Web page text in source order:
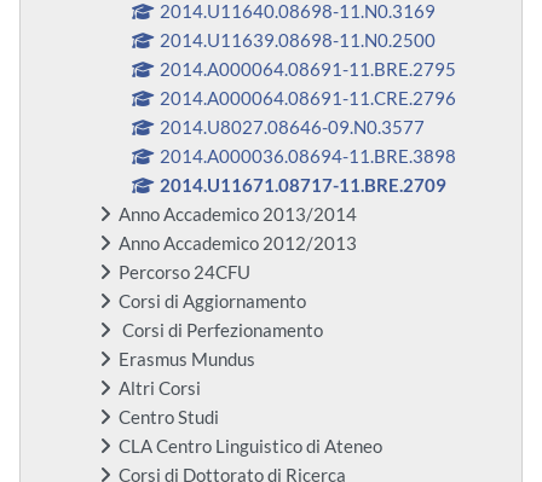
2014.U11640.08698-11.N0.3169
2014.U11639.08698-11.N0.2500
2014.A000064.08691-11.BRE.2795
2014.A000064.08691-11.CRE.2796
2014.U8027.08646-09.N0.3577
2014.A000036.08694-11.BRE.3898
2014.U11671.08717-11.BRE.2709
Anno Accademico 2013/2014
Anno Accademico 2012/2013
Percorso 24CFU
Corsi di Aggiornamento
Corsi di Perfezionamento
Erasmus Mundus
Altri Corsi
Centro Studi
CLA Centro Linguistico di Ateneo
Corsi di Dottorato di Ricerca